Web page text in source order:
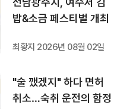
밥&소금 페스티벌 개최
최황지 2026년 08월 02일
"술 깼겠지" 하다 면허
취소…숙취 운전의 함정